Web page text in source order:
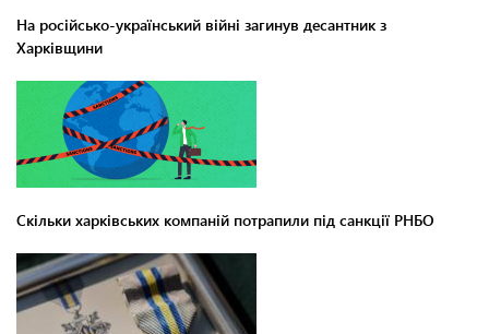
На російсько-український війні загинув десантник з
Харківщини
Скільки харківських компаній потрапили під санкції РНБО